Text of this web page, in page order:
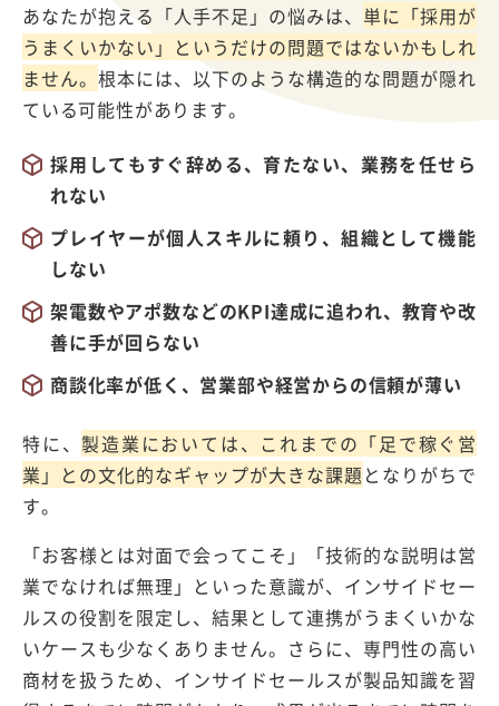
あなたが抱える「人手不足」の悩みは、 単に「採用が
うまくいかない」というだけの問題ではないかもしれ
ません。根本には、以下のような構造的な問題が隠れ
ている可能性があります。
採用してもすぐ辞める、育たない、業務を任せら
れない
プレイヤーが個人スキルに頼り、組織として機能
しない
架電数やアポ数などのKPI達成に追われ、教育や改
善に手が回らない
商談化率が低く、営業部や経営からの信頼が薄い
特に、 製造業においては、これまでの「足で稼ぐ営
業」との文化的なギャップが大きな課題 となりがちで
す。
「お客様とは対面で会ってこそ」「技術的な説明は営
業でなければ無理」といった意識が、インサイドセー
ルスの役割を限定し、結果として連携がうまくいかな
いケースも少なくありません。さらに、専門性の高い
商材を扱うため、インサイドセールスが製品知識を習